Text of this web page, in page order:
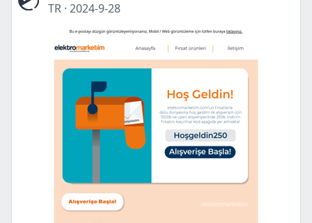
TR · 2024-9-28